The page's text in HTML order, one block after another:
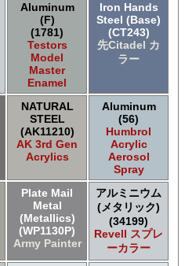
Aluminum
(F)
(1781)
Testors
Model
Master
Enamel
Iron Hands
Steel (Base)
(CT243)
先Citadel カ
ラー
NATURAL
STEEL
(AK11210)
AK 3rd Gen
Acrylics
Aluminum
(56)
Humbrol
Acrylic
Aerosol
Spray
Plate Mail
Metal
(Metallics)
(WP1130P)
Army Painter
アルミニウム
(メタリック)
(34199)
Revell スプレ
ーカラー